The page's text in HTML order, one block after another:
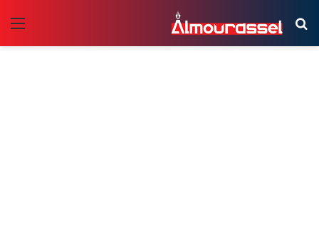
بحث
عن